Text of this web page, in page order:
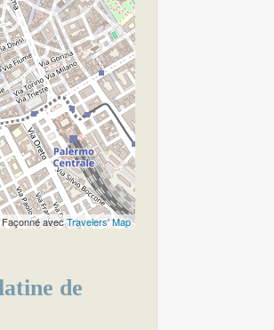
avecTravelers' Map
de